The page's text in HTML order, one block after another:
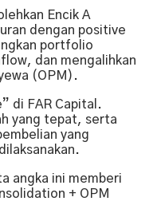
Encik A
dengan positive
portfolio
dan mengalihkan
(OPM).
di FAR Capital.
yang tepat, serta
yang
angka ini memberi
+ OPM